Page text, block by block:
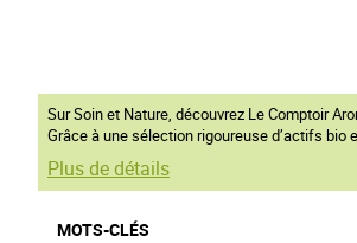
Sur Soin et Nature, découvrez Le Comptoir
Grâce à une sélection rigoureuse d’actifs
Plus de détails
MOTS-CLÉS